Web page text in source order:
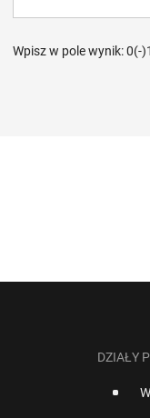
Wpisz w pole wynik: 0(-)1
DZIAŁY